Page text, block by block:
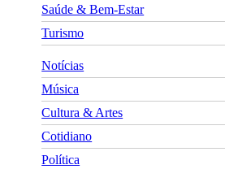
Saúde & Bem-Estar
Turismo
Notícias
Música
Cultura & Artes
Cotidiano
Política